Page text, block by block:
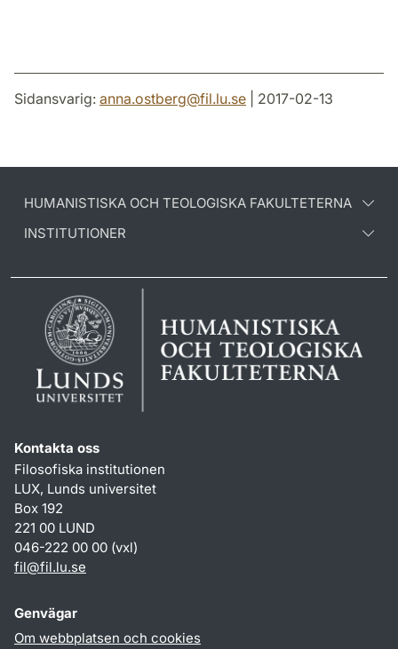
Sidansvarig: anna.ostberg@fil.lu.se | 2017-02-13
HUMANISTISKA OCH TEOLOGISKA FAKULTETERNA
INSTITUTIONER
Kontakta oss
Filosofiska institutionen
LUX, Lunds universitet
Box 192
221 00 LUND
046-222 00 00 (vxl)
fil@fil.lu.se
Genvägar
Om webbplatsen och cookies